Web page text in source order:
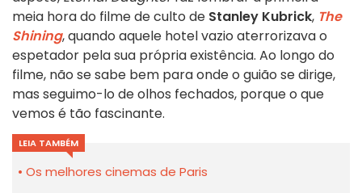
meia hora do filme de culto de Stanley Kubrick, The
Shining, quando aquele hotel vazio aterrorizava o
espetador pela sua própria existência. Ao longo do
filme, não se sabe bem para onde o guião se dirige,
mas seguimo-lo de olhos fechados, porque o que
vemos é tão fascinante.
LEIA TAMBÉM
Os melhores cinemas de Paris